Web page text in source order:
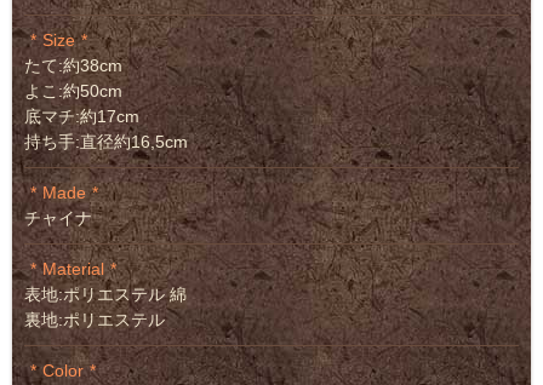
Size
たて:約38cm
よこ:約50cm
底マチ:約17cm
持ち手:直径約16,5cm
Made
チャイナ
Material
表地:ポリエステル 綿
裏地:ポリエステル
Color